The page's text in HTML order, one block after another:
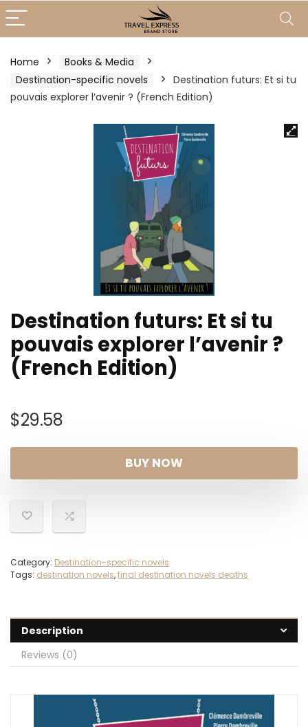
Home
Books & Media
Destination-specific novels
Destination futurs: Et si tu
pouvais explorer l’avenir ? (French Edition)
Destination futurs: Et si tu
pouvais explorer l’avenir ?
(French Edition)
$29.58
BUY NOW
Category: Destination-specific novels
Tags: destination novels,final destination novels deaths
Description
Reviews (0)